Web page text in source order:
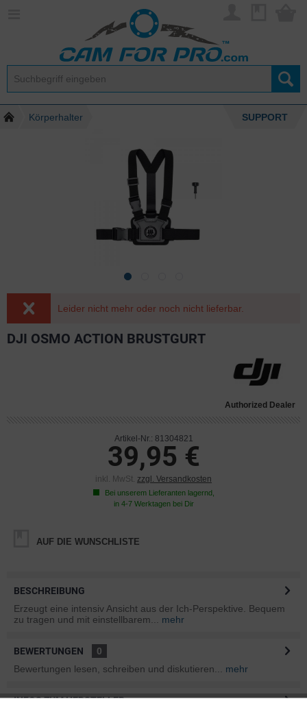
Körperhalter SUPPORT
Leider nicht mehr oder noch nicht lieferbar.
DJI OSMO ACTION BRUSTGURT
Authorized Dealer
Artikel-Nr.: 81304821
39,95 €
inkl. MwSt. zzgl. Versandkosten
Bei unserem Lieferanten lagernd,
in 4-7 Werktagen bei Dir
AUF DIE WUNSCHLISTE
BESCHREIBUNG
Erzeugt eine intensiv Ansicht aus der Ich-Perspektive. Bequem
zu tragen und mit einstellbarem...
mehr
BEWERTUNGEN
0
Bewertungen lesen, schreiben und diskutieren...
mehr
INFOS ZUM HERSTELLER